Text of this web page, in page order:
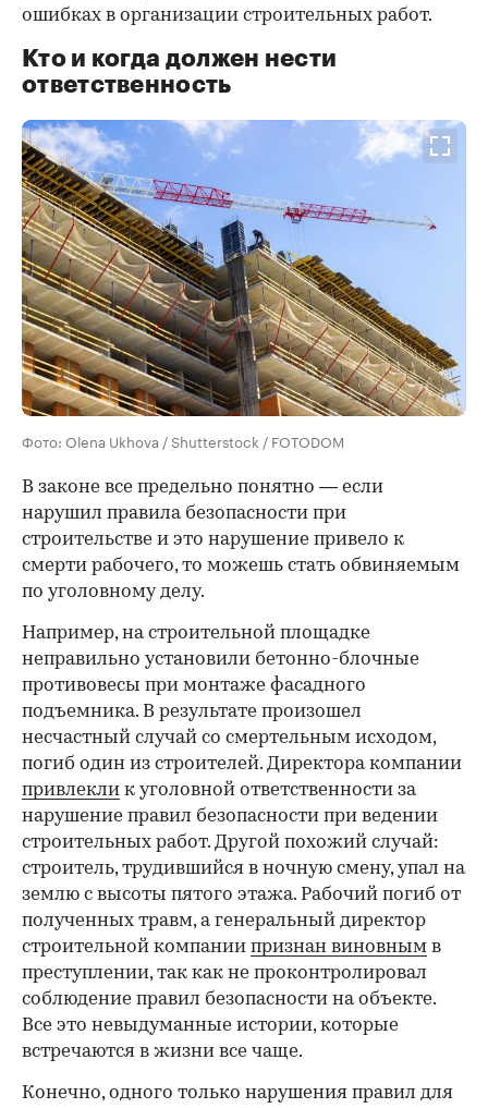
ошибках в организации строительных работ.
Кто и когда должен нести
ответственность
Фото: Olena Ukhova / Shutterstock / FOTODOM
00:00
В законе все предельно понятно — если
нарушил правила безопасности при
строительстве и это нарушение привело к
смерти рабочего, то можешь стать обвиняемым
по уголовному делу.
Например, на строительной площадке
неправильно установили бетонно-блочные
противовесы при монтаже фасадного
подъемника. В результате произошел
несчастный случай со смертельным исходом,
погиб один из строителей. Директора компании
привлекли к уголовной ответственности за
нарушение правил безопасности при ведении
строительных работ. Другой похожий случай:
строитель, трудившийся в ночную смену, упал на
землю с высоты пятого этажа. Рабочий погиб от
полученных травм, а генеральный директор
строительной компании признан виновным в
преступлении, так как не проконтролировал
соблюдение правил безопасности на объекте.
Все это невыдуманные истории, которые
встречаются в жизни все чаще.
Конечно, одного только нарушения правил для